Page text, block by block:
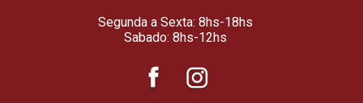
Segunda a Sexta: 8hs-18hs
Sabado: 8hs-12hs